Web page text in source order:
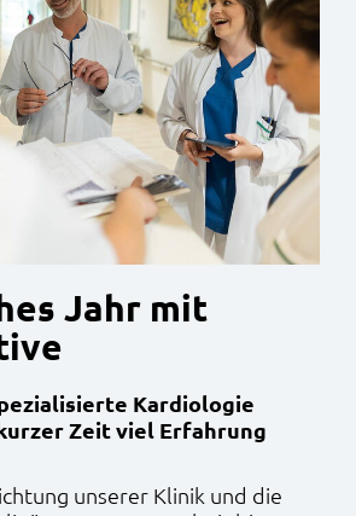
Jahr mit
Kardiologie
Zeit viel Erfahrung
unserer Klinik und die